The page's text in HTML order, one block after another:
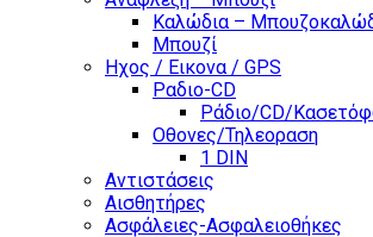
Καλώδια –
Μπουζί
Ηχος / Εικονα / GPS
Ραδιο-CD
Ράδιο/CD/
Οθονες/Τηλεοραση
1 DIN
Αντιστάσεις
Αισθητήρες
Ασφάλειες-Ασφαλειοθήκες